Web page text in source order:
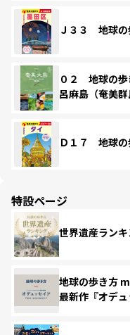
Ｊ３３ 地球
０２ 地球の
呂麻島（奄美
Ｄ１７ 地球
特設ページ
世界遺産ラン
地球の歩き方
最新作『オデュ